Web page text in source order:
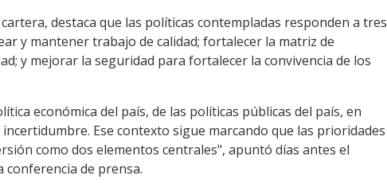
destaca que las políticas contempladas responden a tres
y mantener trabajo de calidad; fortalecer la matriz de
y mejorar la seguridad para fortalecer la convivencia de los
económica del país, de las políticas públicas del país, en
Ese contexto sigue marcando que las prioridades
como dos elementos centrales", apuntó días antes el
conferencia de prensa.